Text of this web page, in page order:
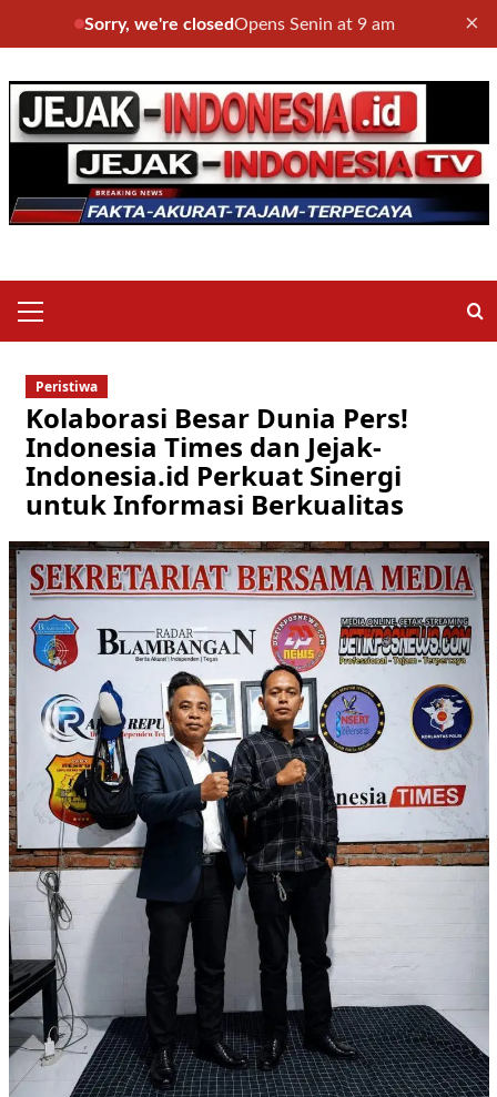
Sorry, we're closedOpens Senin at 9 am ×
to
content
Menu
Peristiwa
Kolaborasi Besar Dunia Pers!
Indonesia Times dan Jejak-
Indonesia.id Perkuat Sinergi
untuk Informasi Berkualitas